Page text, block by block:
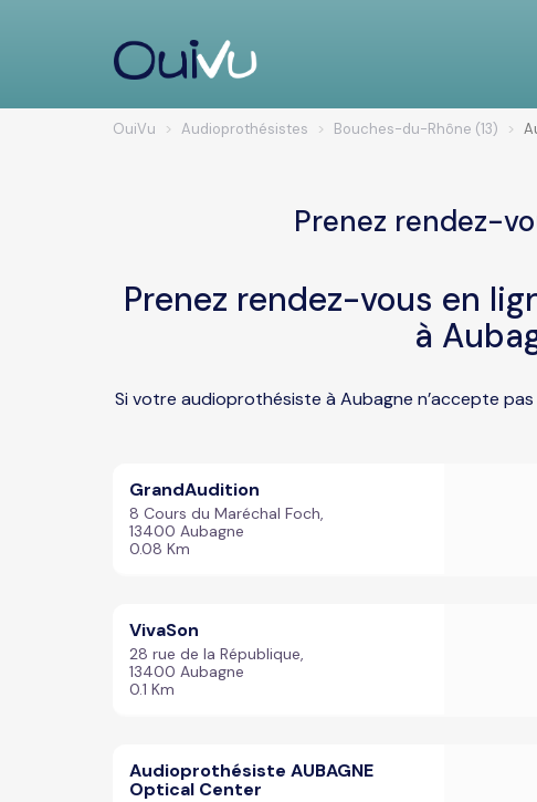
OuiVu Audioprothésistes Bouches-du-Rhône (13)
Prenez rendez-
Prenez rendez-vous en
à
Si votre audioprothésiste à Aubagne n’accepte
GrandAudition
8 Cours du Maréchal Foch,
13400 Aubagne
0.08 Km
VivaSon
28 rue de la République,
13400 Aubagne
0.1 Km
Audioprothésiste AUBAGNE
Optical Center